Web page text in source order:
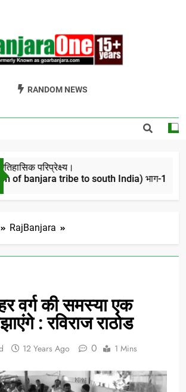
Welcome To
RANDOM NEWS
परिप्रेक्ष्य।
banjara tribe to south India) भाग-1
RajBanjara
वर्ग की समस्या एक
: रविराज राठोड
12 Years Ago 0 1 Mins